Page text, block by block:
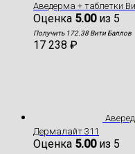
Аведерма + таблетки
Оценка 5.00из 5
Получить 172.38 Вити Баллов
17 238 ₽
Дермалайт 311
Оценка 5.00из 5